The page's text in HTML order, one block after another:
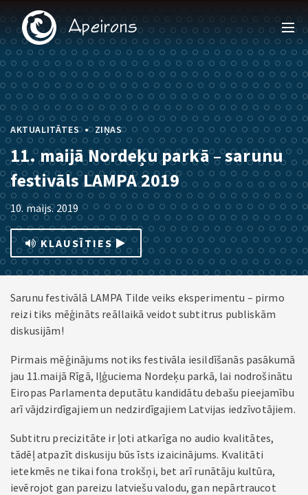
AKTUALITĀTES • ZIŅAS
11. maijā Nordeķu parkā – sarunu
festivāls LAMPA 2019
10. maijs. 2019
KLAUSĪTIES
Sarunu festivālā LAMPA Tilde veiks eksperimentu – pirmo
reizi tiks mēģināts reāllaikā veidot subtitrus publiskām
diskusijām!
Pirmais mēģinājums notiks festivāla iesildīšanās pasākumā
jau 11.maijā Rīgā, Iļģuciema Nordeķu parkā, lai nodrošinātu
Eiropas Parlamenta deputātu kandidātu debašu pieejamību
arī vājdzirdīgajiem un nedzirdīgajiem Latvijas iedzīvotājiem.
Subtitru precizitāte ir ļoti atkarīga no audio kvalitātes,
tādēļ atpazīt diskusiju būs īsts izaicinājums. Kvalitāti
ietekmēs ne tikai fona trokšņi, bet arī runātāju kultūra,
ievērojot gan pareizu latviešu valodu, gan nepārtraucot